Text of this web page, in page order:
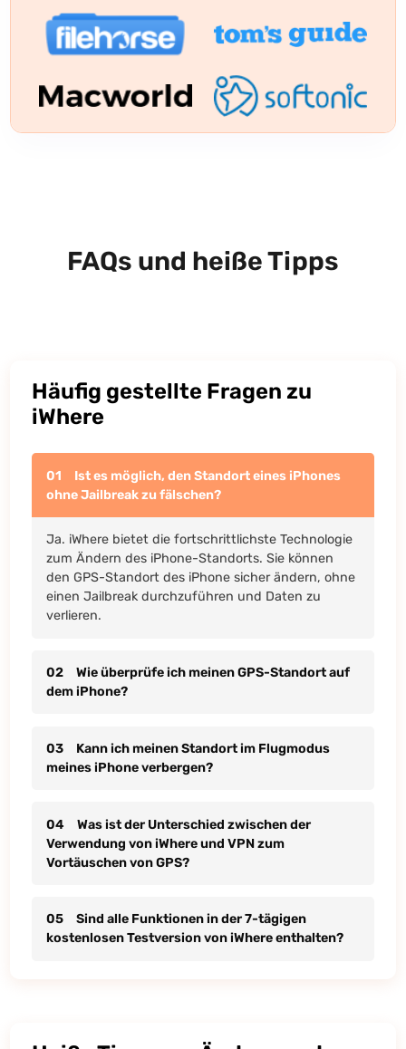
FAQs und heiße Tipps
Häufig gestellte Fragen zu
iWhere
01
Ist es möglich, den Standort eines iPhones
ohne Jailbreak zu fälschen?
Ja. iWhere bietet die fortschrittlichste Technologie
zum Ändern des iPhone-Standorts. Sie können
den GPS-Standort des iPhone sicher ändern, ohne
einen Jailbreak durchzuführen und Daten zu
verlieren.
02
Wie überprüfe ich meinen GPS-Standort auf
dem iPhone?
03
Kann ich meinen Standort im Flugmodus
meines iPhone verbergen?
04
Was ist der Unterschied zwischen der
Verwendung von iWhere und VPN zum
Vortäuschen von GPS?
05
Sind alle Funktionen in der 7-tägigen
kostenlosen Testversion von iWhere enthalten?